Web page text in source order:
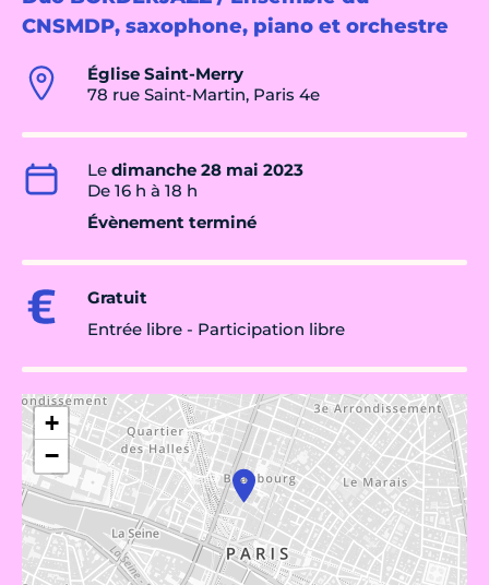
CNSMDP, saxophone, piano et orchestre
Église Saint-Merry
78 rue Saint-Martin, Paris 4e
Le dimanche 28 mai 2023
De 16 h à 18 h
Évènement terminé
Gratuit
Entrée libre - Participation libre
+
−